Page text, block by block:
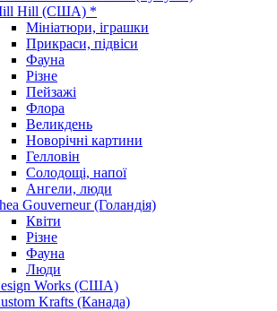
Hill (США) *
Мініатюри, іграшки
Прикраси, підвіси
Фауна
Різне
Пейзажі
Флора
Великдень
Новорічні картини
Гелловін
Солодощі, напої
Ангели, люди
Gouverneur (Голандія)
Квіти
Різне
Фауна
Люди
Works (США)
Krafts (Канада)